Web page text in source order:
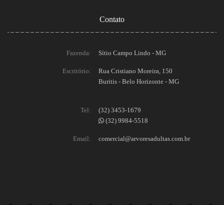
Contato
Fazenda: Sítio Campo Lindo - MG
Escritório:
Rua Cristiano Moreira, 150
Buritis - Belo Horizonte - MG
Tel:
(32) 3453-1679
(32) 9984-5518
Email: comercial@arvoresadultas.com.br